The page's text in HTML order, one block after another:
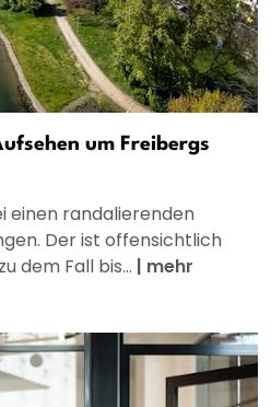
um Freibergs
einen randalierenden
Der ist offensichtlich
dem Fall bis... | mehr